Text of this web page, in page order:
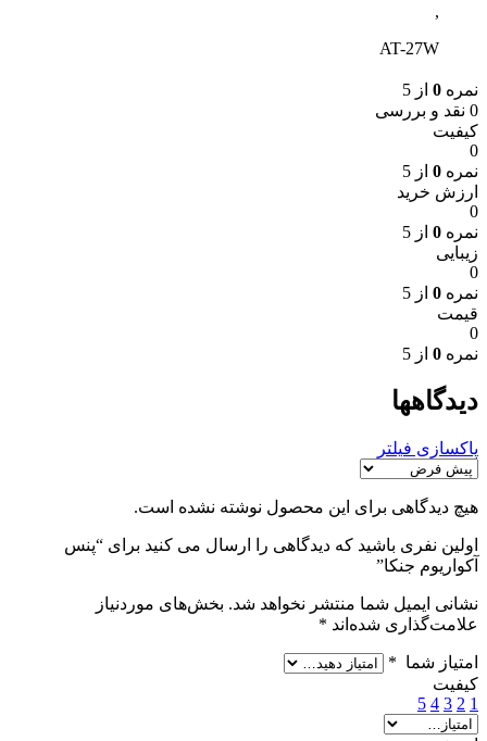
,
AT-27W
نمره 0 از 5
0 نقد و بررسی
کیفیت
0
نمره 0 از 5
ارزش خرید
0
نمره 0 از 5
زیبایی
0
نمره 0 از 5
قیمت
0
نمره 0 از 5
دیدگاهها
پاکسازی فیلتر
هیچ دیدگاهی برای این محصول نوشته نشده است.
اولین نفری باشید که دیدگاهی را ارسال می کنید برای “پنس
آکواریوم جنکا”
نشانی ایمیل شما منتشر نخواهد شد. بخش‌های موردنیاز
علامت‌گذاری شده‌اند *
امتیاز شما *
کیفیت
1
2
3
4
5